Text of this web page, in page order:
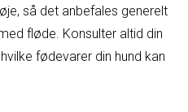
så det anbefales generelt
fløde. Konsulter altid din
fødevarer din hund kan